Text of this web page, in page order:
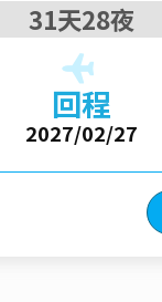
31天28夜
回程
2027/02/27